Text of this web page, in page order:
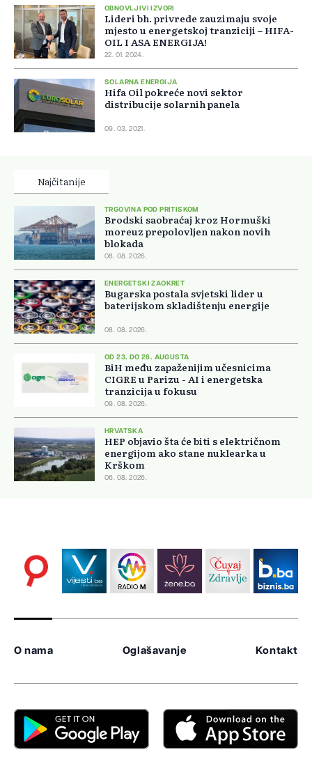
OBNOVLJIVI IZVORI
Lideri bh. privrede zauzimaju svoje
mjesto u energetskoj tranziciji – HIFA-
OIL I ASA ENERGIJA!
22. 01. 2024.
SOLARNA ENERGIJA
Hifa Oil pokreće novi sektor
distribucije solarnih panela
09. 03. 2021.
Najčitanije
TRGOVINA POD PRITISKOM
Brodski saobraćaj kroz Hormuški
moreuz prepolovljen nakon novih
blokada
08. 08. 2026.
ENERGETSKI ZAOKRET
Bugarska postala svjetski lider u
baterijskom skladištenju energije
08. 08. 2026.
OD 23. DO 28. AUGUSTA
BiH među zapaženijim učesnicima
CIGRE u Parizu - AI i energetska
tranzicija u fokusu
09. 08. 2026.
HRVATSKA
HEP objavio šta će biti s električnom
energijom ako stane nuklearka u
Krškom
06. 08. 2026.
O nama Oglašavanje Kontakt